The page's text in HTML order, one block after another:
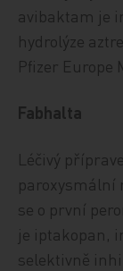
avibaktam je
hydrolýze
Pfizer Europe
Fabhalta
Léčivý
paroxysmální
se o první
je iptakopan,
selektivně